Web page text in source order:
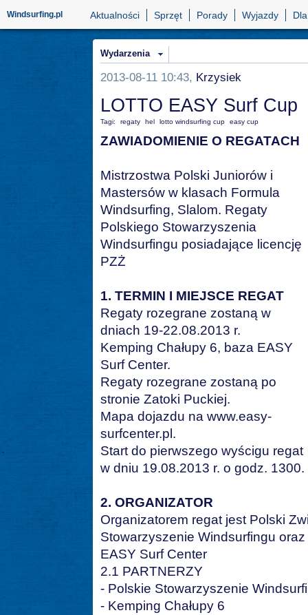
Windsurfing.pl Aktualności Sprzęt Porady Wyjazdy
Wydarzenia
2013-08-11 10:43, Krzysiek
LOTTO EASY Surf Cup
Tagi: regaty hel lotto windsurfing cup easy cup
ZAWIADOMIENIE O REGATACH
Mistrzostwa Polski Juniorów i
Mastersów w klasach Formula
Windsurfing, Slalom. Regaty
Polskiego Stowarzyszenia
Windsurfingu posiadające licencję
PZŻ
1. TERMIN I MIEJSCE REGAT
Regaty rozegrane zostaną w
dniach 19-22.08.2013 r.
Kemping Chałupy 6, baza EASY
Surf Center.
Regaty rozegrane zostaną po
stronie Zatoki Puckiej.
Mapa dojazdu na www.easy-
surfcenter.pl.
Start do pierwszego wyścigu regat
w dniu 19.08.2013 r. o godz. 1300.
2. ORGANIZATOR
Organizatorem regat jest Polski
Stowarzyszenie Windsurfingu
EASY Surf Center
2.1 PARTNERZY
- Polskie Stowarzyszenie
- Kemping Chałupy 6